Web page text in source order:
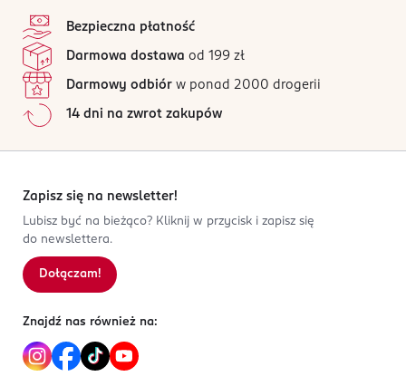
Bezpieczna płatność
Darmowa dostawa od 199 zł
Darmowy odbiór w ponad 2000 drogerii
14 dni na zwrot zakupów
Zapisz się na newsletter!
Lubisz być na bieżąco? Kliknij w przycisk i zapisz się
do newslettera.
Dołączam!
Znajdź nas również na: